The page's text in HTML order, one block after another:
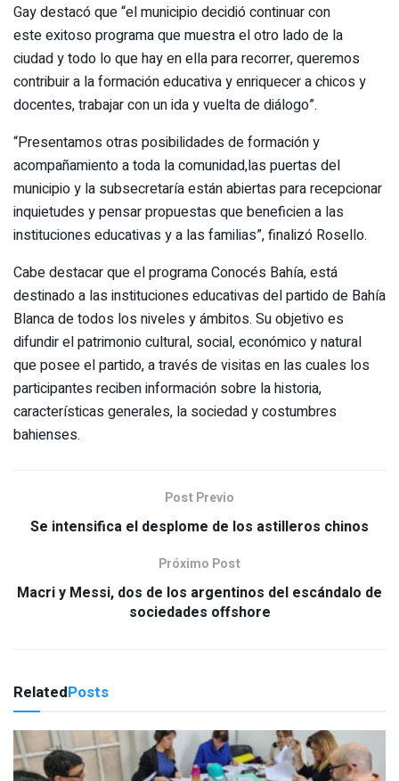
Gay destacó que “el municipio decidió continuar con
este exitoso programa que muestra el otro lado de la
ciudad y todo lo que hay en ella para recorrer, queremos
contribuir a la formación educativa y enriquecer a chicos y
docentes, trabajar con un ida y vuelta de diálogo”.
“Presentamos otras posibilidades de formación y
acompañamiento a toda la comunidad,las puertas del
municipio y la subsecretaría están abiertas para recepcionar
inquietudes y pensar propuestas que beneficien a las
instituciones educativas y a las familias”, finalizó Rosello.
Cabe destacar que el programa Conocés Bahía, está
destinado a las instituciones educativas del partido de Bahía
Blanca de todos los niveles y ámbitos. Su objetivo es
difundir el patrimonio cultural, social, económico y natural
que posee el partido, a través de visitas en las cuales los
participantes reciben información sobre la historia,
características generales, la sociedad y costumbres
bahienses.
Post Previo
Se intensifica el desplome de los astilleros chinos
Próximo Post
Macri y Messi, dos de los argentinos del escándalo de
sociedades offshore
RelatedPosts